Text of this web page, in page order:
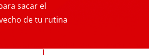
sacar el
de tu rutina